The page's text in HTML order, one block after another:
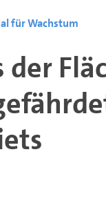
für Wachstum
der